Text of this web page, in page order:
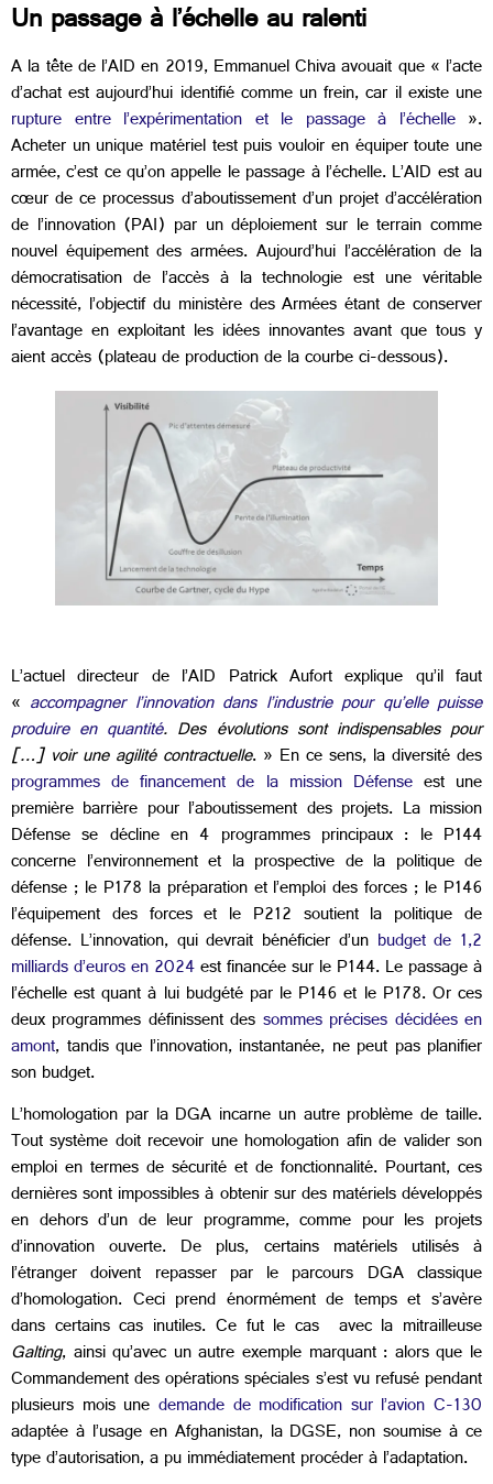
Un passage à l’échelle au ralenti
A la tête de l’AID en 2019, Emmanuel Chiva avouait que « l’acte
d’achat est aujourd’hui identifié comme un frein, car il existe une
rupture entre l’expérimentation et le passage à l’échelle ».
Acheter un unique matériel test puis vouloir en équiper toute une
armée, c’est ce qu’on appelle le passage à l’échelle. L’AID est au
cœur de ce processus d’aboutissement d’un projet d’accélération
de l’innovation (PAI) par un déploiement sur le terrain comme
nouvel équipement des armées. Aujourd’hui l’accélération de la
démocratisation de l’accès à la technologie est une véritable
nécessité, l’objectif du ministère des Armées étant de conserver
l’avantage en exploitant les idées innovantes avant que tous y
aient accès (plateau de production de la courbe ci-dessous).
L’actuel directeur de l’AID Patrick Aufort explique qu’il faut
« accompagner l’innovation dans l’industrie pour qu’elle puisse
produire en quantité. Des évolutions sont indispensables pour
[…] voir une agilité contractuelle. » En ce sens, la diversité des
programmes de financement de la mission Défenseest une
première barrière pour l’aboutissement des projets. La mission
Défense se décline en 4 programmes principaux : le P144
concerne l’environnement et la prospective de la politique de
défense ; le P178 la préparation et l’emploi des forces ; le P146
l’équipement des forces et le P212 soutient la politique de
défense. L’innovation, qui devrait bénéficier d’un budgetde 1,2
milliards d’euros en 2024est financée sur le P144. Le passage à
l’échelle est quant à lui budgété par le P146 et le P178. Or ces
deux programmes définissent des sommes précises décidéesen
amont, tandis que l’innovation, instantanée, ne peut pas planifier
son budget.
L’homologation par la DGA incarne un autre problème de taille.
Tout système doit recevoir une homologation afin de valider son
emploi en termes de sécurité et de fonctionnalité. Pourtant, ces
dernières sont impossibles à obtenir sur des matériels développés
en dehors d’un de leur programme, comme pour les projets
d’innovation ouverte. De plus, certains matériels utilisés à
l’étranger doivent repasser par le parcours DGA classique
d’homologation. Ceci prend énormément de temps et s’avère
dans certains cas inutiles. Ce fut le cas avec la mitrailleuse
Galting, ainsi qu’avec un autre exemple marquant : alors que le
Commandement des opérations spéciales s’est vu refusé pendant
plusieurs mois une demande de modification sur l’avion C-130
adaptée à l’usage en Afghanistan, la DGSE, non soumise à ce
type d’autorisation, a pu immédiatement procéder à l’adaptation.